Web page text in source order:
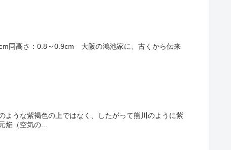
同高さ：0.8～0.9cm 大阪の鴻池家に、古くから伝来
ような紫褐色の上ではなく、したがって熊川のように紫
焔（空気の...